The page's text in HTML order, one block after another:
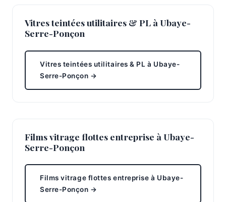
Vitres teintées utilitaires & PL à Ubaye-
Serre-Ponçon
Vitres teintées utilitaires & PL à Ubaye-
Serre-Ponçon →
Films vitrage flottes entreprise à Ubaye-
Serre-Ponçon
Films vitrage flottes entreprise à Ubaye-
Serre-Ponçon →